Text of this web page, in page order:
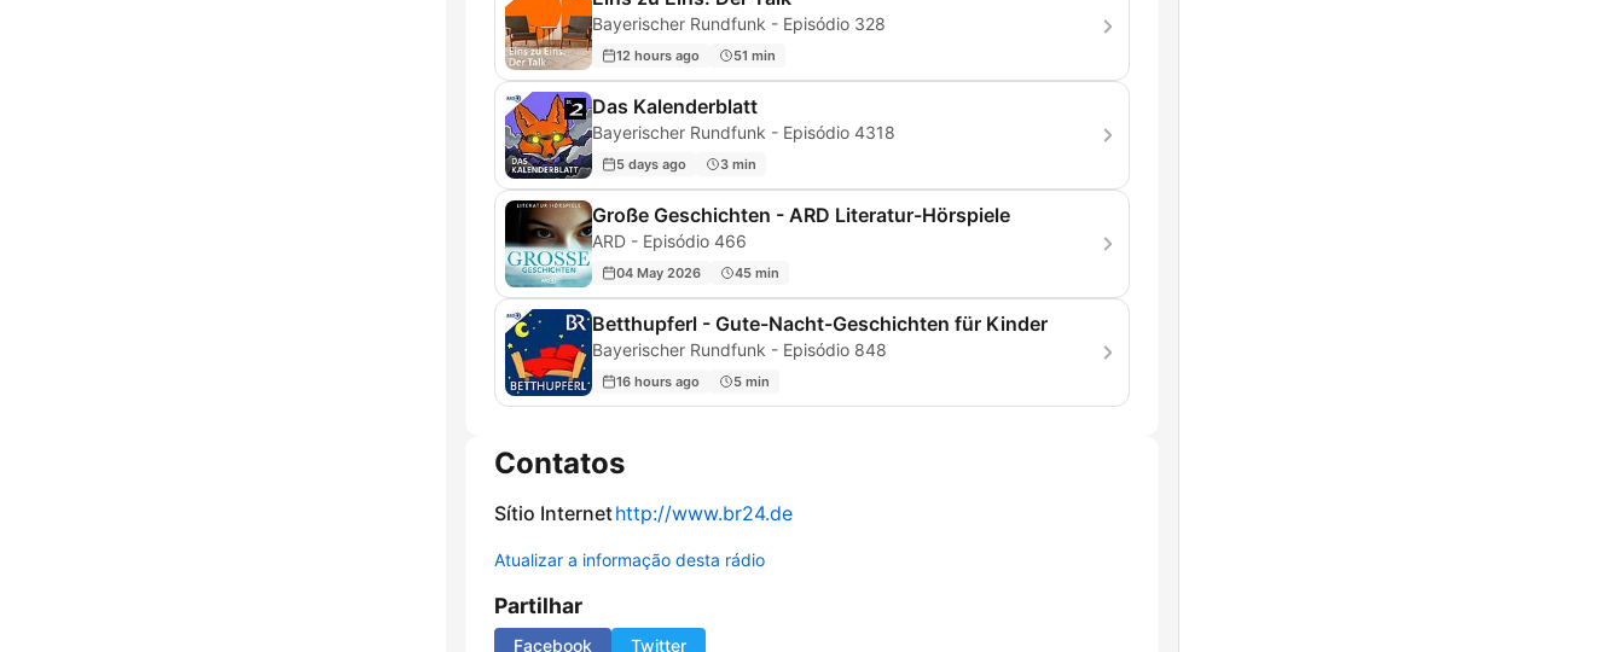
Bayerischer Rundfunk - Episódio 328
12 hours ago 51 min
Das Kalenderblatt
Bayerischer Rundfunk - Episódio 4318
5 days ago 3 min
Große Geschichten - ARD Literatur-Hörspiele
ARD - Episódio 466
04 May 2026 45 min
Betthupferl - Gute-Nacht-Geschichten für Kinder
Bayerischer Rundfunk - Episódio 848
16 hours ago 5 min
Contatos
Sítio Internethttp://www.br24.de
Atualizar a informação desta rádio
Partilhar
Facebook Twitter